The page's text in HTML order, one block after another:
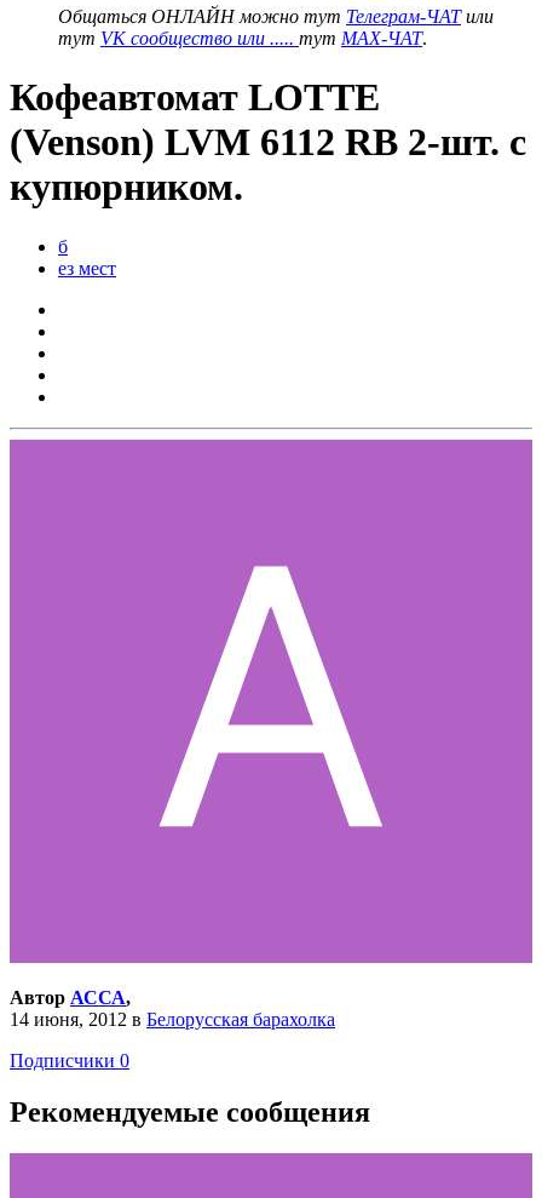
Общаться ОНЛАЙН можно тут Телеграм-ЧАТили
тут VK сообщество или ..... тут MAX-ЧАТ.
Кофеавтомат LOTTE
(Venson) LVM 6112 RB 2-шт. с
купюрником.
б
ез мест
Автор АССА,
14 июня, 2012 в Белорусская барахолка
Подписчики 0
Рекомендуемые сообщения